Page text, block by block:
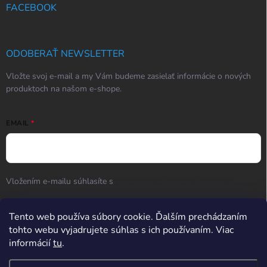
Tento web používa súbory cookie. Ďalším prechádzaním
tohto webu vyjadrujete súhlas s ich používaním. Viac
informáciítu.
FACEBOOK
ODOBERAŤ NEWSLETTER
Vložte svoj e-mail a my Vám budeme zasielať informácie o nových
produktoch na našom e-shope.
EMAIL
Vložením e-mailu súhlasíte s
Prihlásiť sa
Hodnotenie obchodu